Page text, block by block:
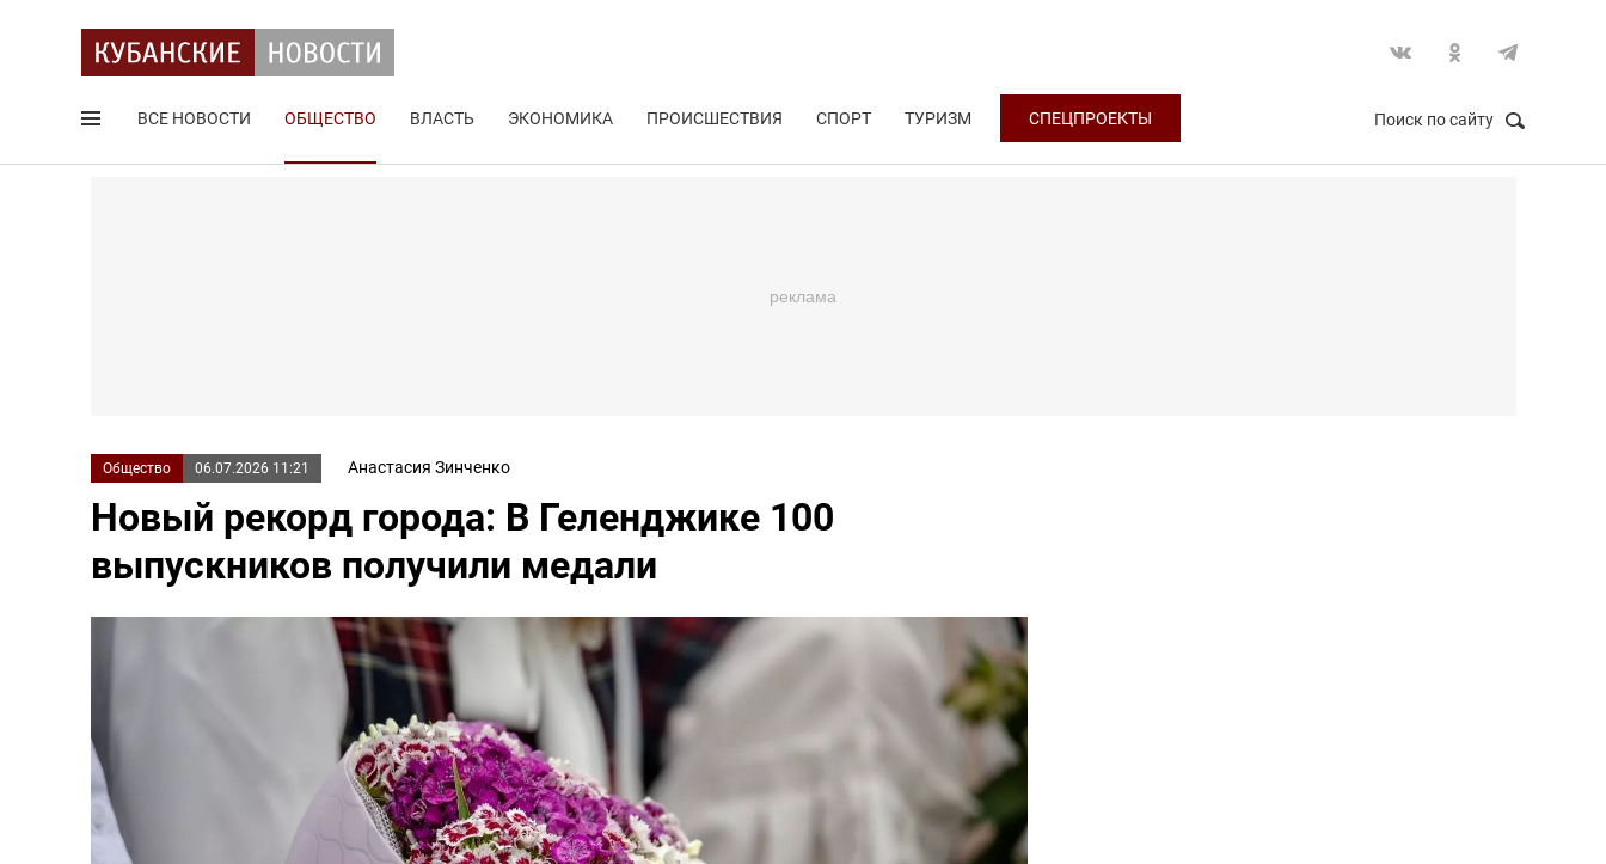
ВСЕ НОВОСТИ ОБЩЕСТВО ВЛАСТЬ ЭКОНОМИКА ПРОИСШЕСТВИЯ СПОРТ ТУРИЗМ СПЕЦПРОЕКТЫ Поиск по сайту
Общество 06.07.2026 11:21 Анастасия Зинченко
Новый рекорд города: В Геленджике 100
выпускников получили медали